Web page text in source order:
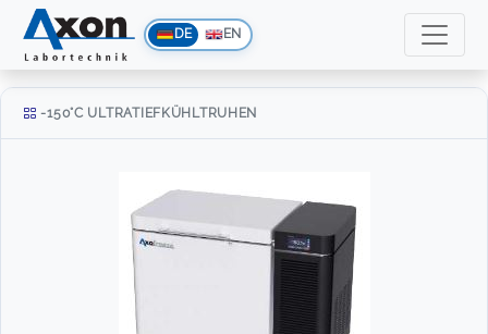
DE EN
-150°C ULTRATIEFKÜHLTRUHEN